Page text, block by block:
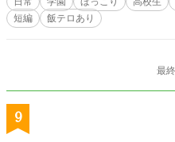
短編
飯テロあり
最
9